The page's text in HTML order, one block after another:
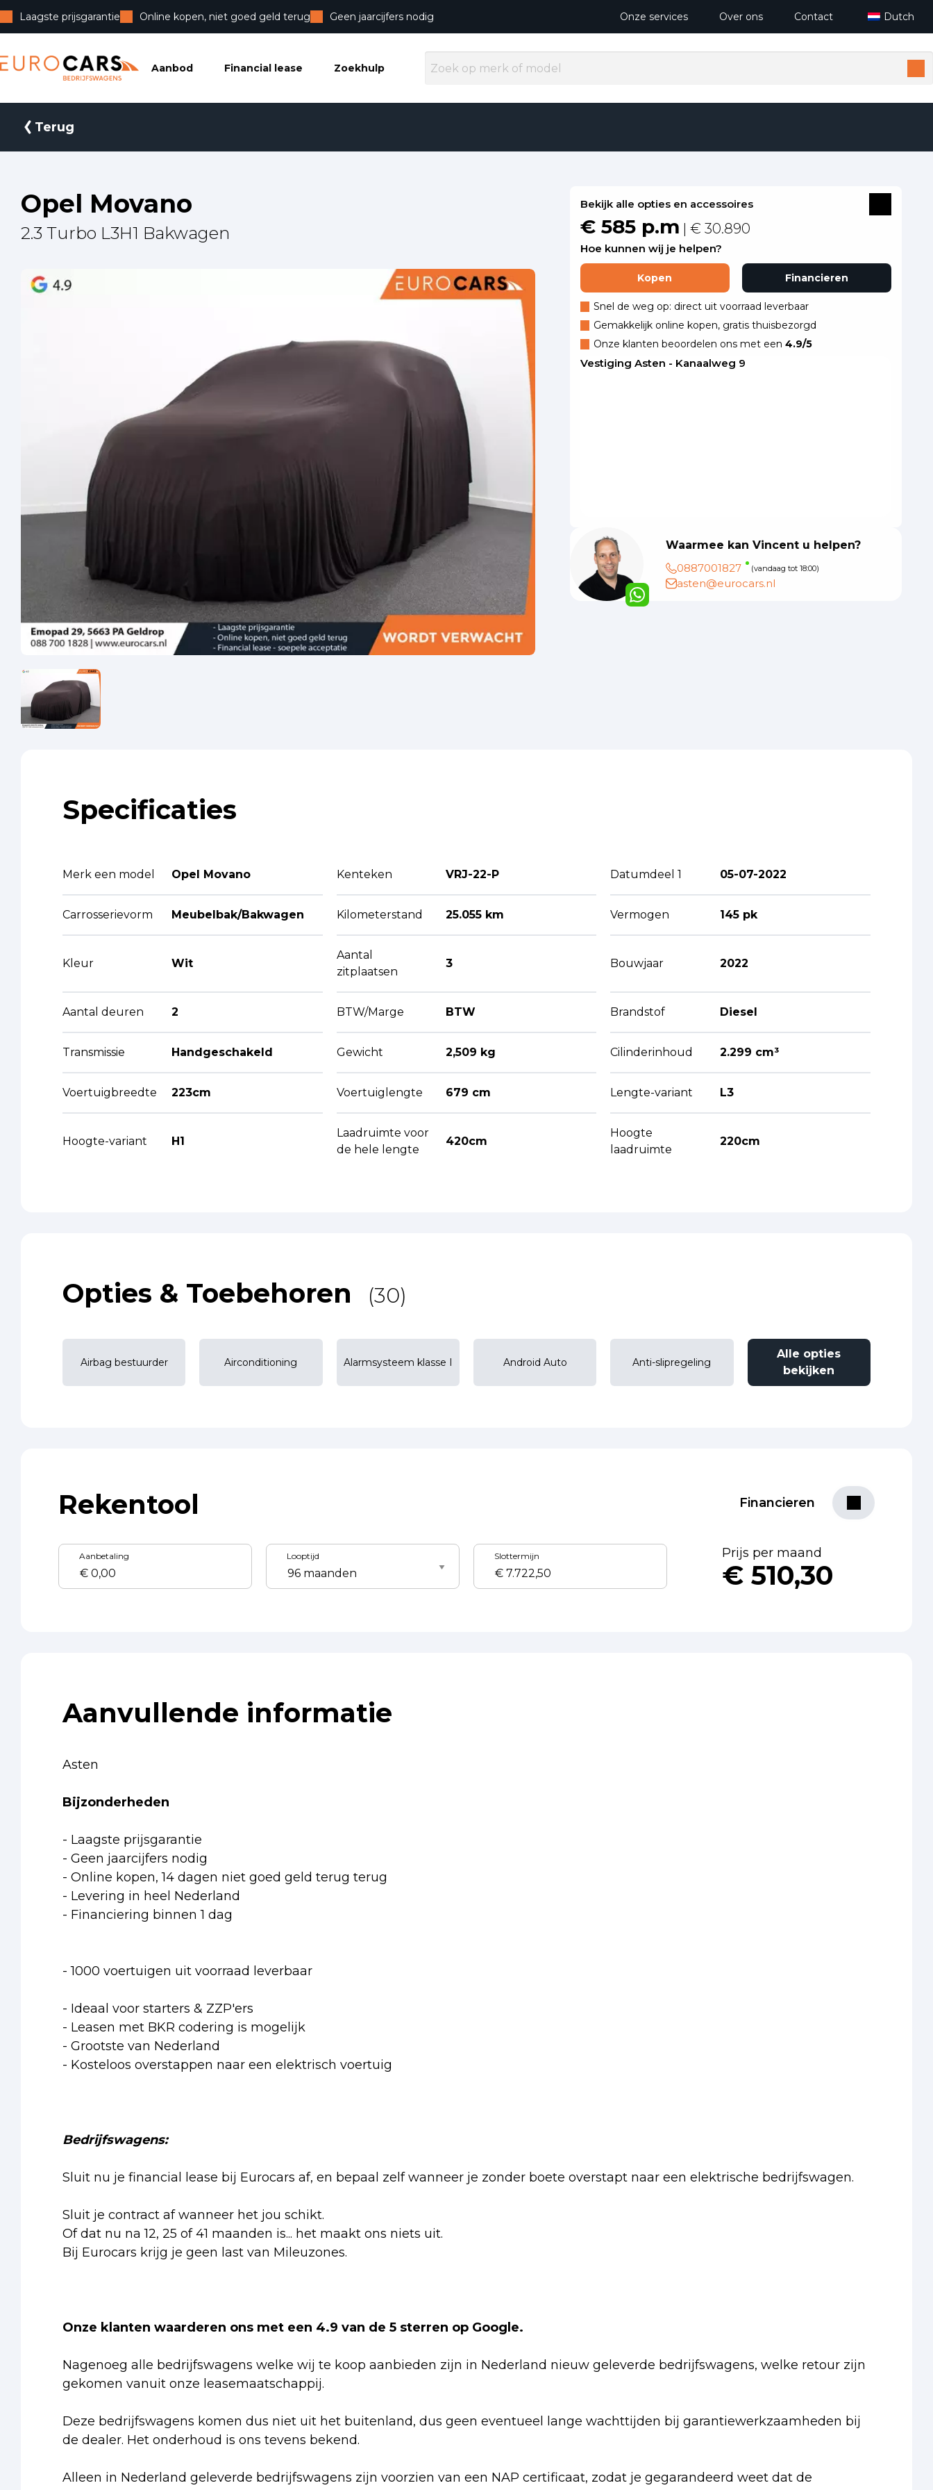
Laagste prijsgarantie Online kopen, niet goed geld terug Geen jaarcijfers nodig Onze services Over ons Contact Dutch
Aanbod
Financial lease Zoekhulp
Terug
Opel Movano
2.3 Turbo L3H1 Bakwagen
Bekijk alle opties en accessoires
€ 585 p.m | € 30.890
Hoe kunnen wij je helpen?
Kopen Financieren
Snel de weg op: direct uit voorraad leverbaar
Gemakkelijk online kopen, gratis thuisbezorgd
Onze klanten beoordelen ons met een 4.9/5
Vestiging Asten - Kanaalweg 9
Waarmee kan Vincent u helpen?
0887001827
(vandaag tot 18:00)
asten@eurocars.nl
Specificaties
Merk een model Opel Movano Kenteken VRJ-22-P Datumdeel 1 05-07-2022
Carrosserievorm Meubelbak/Bakwagen Kilometerstand 25.055 km Vermogen 145 pk
Kleur Wit
Aantal
zitplaatsen
3 Bouwjaar 2022
Aantal deuren 2 BTW/Marge BTW Brandstof Diesel
Transmissie Handgeschakeld Gewicht 2,509 kg Cilinderinhoud 2.299 cm³
Voertuigbreedte 223cm Voertuiglengte 679 cm Lengte-variant L3
Hoogte-variant H1
Laadruimte voor
de hele lengte
420cm
Hoogte
laadruimte
220cm
Opties & Toebehoren (30)
Airbag bestuurder Airconditioning Alarmsysteem klasse I Android Auto Anti-slipregeling
Alle opties
bekijken
Rekentool Financieren
Aanbetaling Looptijd Slottermijn Prijs per maand
€ 510,30
Aanvullende informatie
Asten
Bijzonderheden
- Laagste prijsgarantie
- Geen jaarcijfers nodig
- Online kopen, 14 dagen niet goed geld terug terug
- Levering in heel Nederland
- Financiering binnen 1 dag
- 1000 voertuigen uit voorraad leverbaar
- Ideaal voor starters & ZZP'ers
- Leasen met BKR codering is mogelijk
- Grootste van Nederland
- Kosteloos overstappen naar een elektrisch voertuig
Bedrijfswagens:
Sluit nu je financial lease bij Eurocars af, en bepaal zelf wanneer je zonder boete overstapt naar een elektrische bedrijfswagen.
Sluit je contract af wanneer het jou schikt.
Of dat nu na 12, 25 of 41 maanden is... het maakt ons niets uit.
Bij Eurocars krijg je geen last van Mileuzones.
Onze klanten waarderen ons met een 4.9 van de 5 sterren op Google.
Nagenoeg alle bedrijfswagens welke wij te koop aanbieden zijn in Nederland nieuw geleverde bedrijfswagens, welke retour zijn
gekomen vanuit onze leasemaatschappij.
Deze bedrijfswagens komen dus niet uit het buitenland, dus geen eventueel lange wachttijden bij garantiewerkzaamheden bij
de dealer. Het onderhoud is ons tevens bekend.
Alleen in Nederland geleverde bedrijfswagens zijn voorzien van een NAP certificaat, zodat je gegarandeerd weet dat de